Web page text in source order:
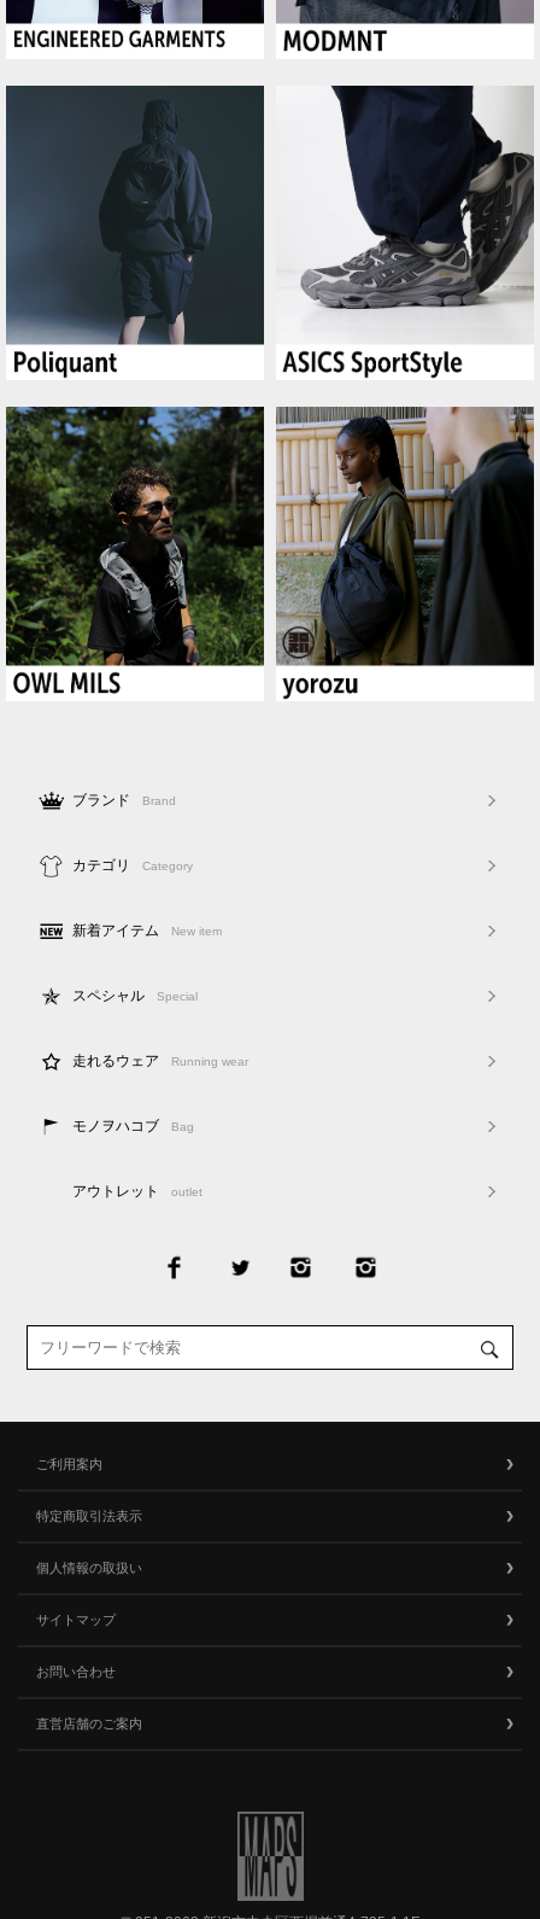
ブランド Brand
カテゴリ Category
新着アイテム New item
スペシャル Special
走れるウェア Running wear
モノヲハコブ Bag
アウトレット outlet
ご利用案内
特定商取引法表示
個人情報の取扱い
サイトマップ
お問い合わせ
直営店舗のご案内